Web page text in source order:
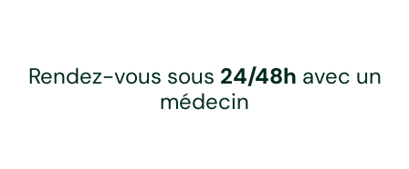
Rendez-vous sous 24/48h avec un
médecin